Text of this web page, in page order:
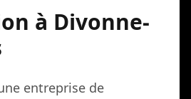
à Divonne-
entreprise de